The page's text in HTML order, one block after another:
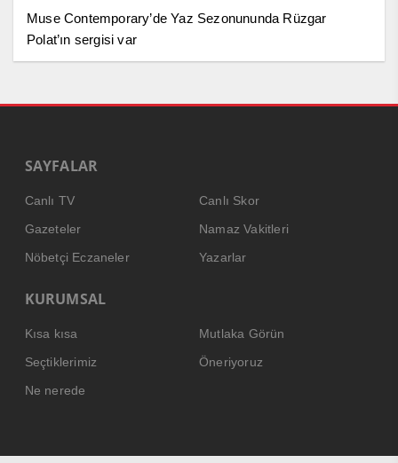
Muse Contemporary’de Yaz Sezonununda Rüzgar
Polat’ın sergisi var
SAYFALAR
Canlı TV
Canlı Skor
Gazeteler
Namaz Vakitleri
Nöbetçi Eczaneler
Yazarlar
KURUMSAL
Kısa kısa
Mutlaka Görün
Seçtiklerimiz
Öneriyoruz
Ne nerede